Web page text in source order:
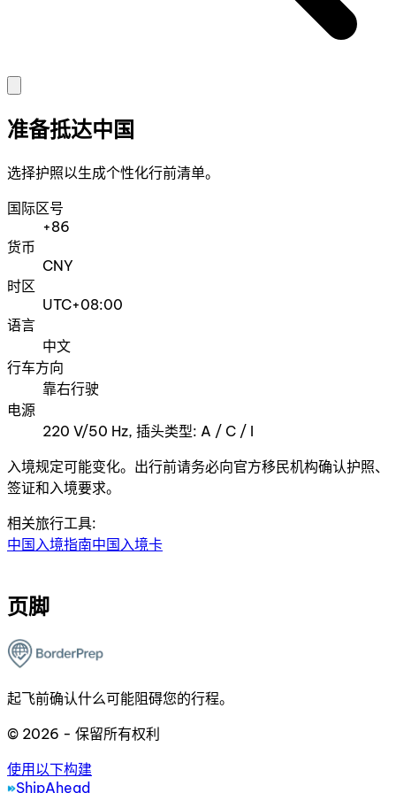
准备抵达中国
选择护照以生成个性化行前清单。
国际区号
+86
货币
CNY
时区
UTC+08:00
语言
中文
行车方向
靠右行驶
电源
220 V/50 Hz, 插头类型: A / C / I
入境规定可能变化。出行前请务必向官方移民机构确认护照、
签证和入境要求。
相关旅行工具:
中国入境指南中国入境卡
页脚
起飞前确认什么可能阻碍您的行程。
© 2026 - 保留所有权利
使用以下构建
ShipAhead